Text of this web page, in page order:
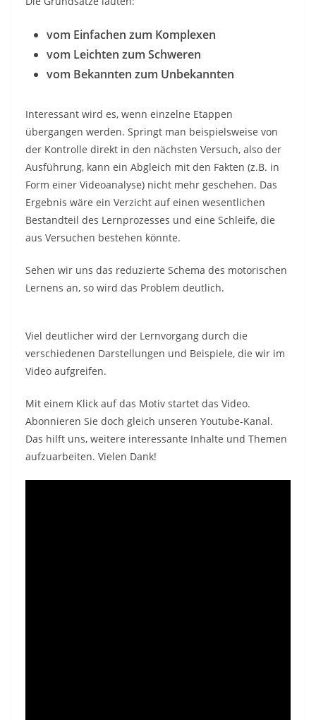
vom Einfachen zum Komplexen
vom Leichten zum Schweren
vom Bekannten zum Unbekannten
Interessant wird es, wenn einzelne Etappen
übergangen werden. Springt man beispielsweise von
der Kontrolle direkt in den nächsten Versuch, also der
Ausführung, kann ein Abgleich mit den Fakten (z.B. in
Form einer Videoanalyse) nicht mehr geschehen. Das
Ergebnis wäre ein Verzicht auf einen wesentlichen
Bestandteil des Lernprozesses und eine Schleife, die
aus Versuchen bestehen könnte.
Sehen wir uns das reduzierte Schema des motorischen
Lernens an, so wird das Problem deutlich.
Viel deutlicher wird der Lernvorgang durch die
verschiedenen Darstellungen und Beispiele, die wir im
Video aufgreifen.
Mit einem Klick auf das Motiv startet das Video.
Abonnieren Sie doch gleich unseren Youtube-Kanal.
Das hilft uns, weitere interessante Inhalte und Themen
aufzuarbeiten. Vielen Dank!